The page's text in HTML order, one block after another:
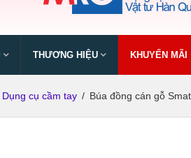
THƯƠNG HIỆU KHUYẾN MÃI
Dụng cụ cầm tay / Búa đồng cán gỗ